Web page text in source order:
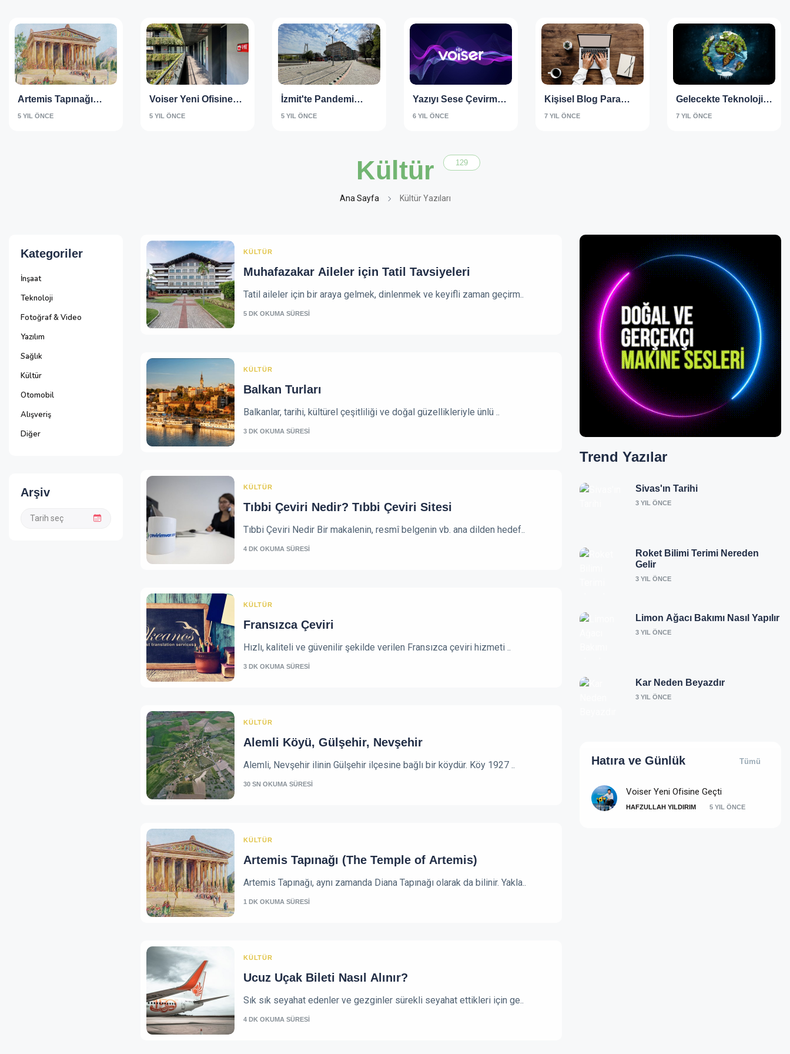
Artemis Tapınağı
(The Temple of
Artemis)
5 YIL ÖNCE
Voiser Yeni Ofisine
Geçti
5 YIL ÖNCE
İzmit'te Pandemi
(Tam Kapanma)
5 YIL ÖNCE
Yazıyı Sese Çevirme
Türkçe Seslendirme
Programı
6 YIL ÖNCE
Kişisel Blog Para
Kazandırır Mı
7 YIL ÖNCE
Gelecekte Teknoloji
Nasıl Olacak -
Kompozisyon
7 YIL ÖNCE
Kültür 129
Ana Sayfa Kültür Yazıları
Kategoriler
İnşaat
Teknoloji
Fotoğraf & Video
Yazılım
Sağlık
Kültür
Otomobil
Alışveriş
Diğer
Arşiv
KÜLTÜR
Muhafazakar Aileler için Tatil Tavsiyeleri
Tatil aileler için bir araya gelmek, dinlenmek ve keyifli zaman geçirm..
5 DK OKUMA SÜRESİ
KÜLTÜR
Balkan Turları
Balkanlar, tarihi, kültürel çeşitliliği ve doğal güzellikleriyle ünlü ..
3 DK OKUMA SÜRESİ
KÜLTÜR
Tıbbi Çeviri Nedir? Tıbbi Çeviri Sitesi
Tıbbi Çeviri Nedir Bir makalenin, resmî belgenin vb. ana dilden hedef..
4 DK OKUMA SÜRESİ
KÜLTÜR
Fransızca Çeviri
Hızlı, kaliteli ve güvenilir şekilde verilen Fransızca çeviri hizmeti ..
3 DK OKUMA SÜRESİ
KÜLTÜR
Alemli Köyü, Gülşehir, Nevşehir
Alemli, Nevşehir ilinin Gülşehir ilçesine bağlı bir köydür. Köy 1927 ..
30 SN OKUMA SÜRESİ
KÜLTÜR
Artemis Tapınağı (The Temple of Artemis)
Artemis Tapınağı, aynı zamanda Diana Tapınağı olarak da bilinir. Yakla..
1 DK OKUMA SÜRESİ
KÜLTÜR
Ucuz Uçak Bileti Nasıl Alınır?
Sık sık seyahat edenler ve gezginler sürekli seyahat ettikleri için ge..
4 DK OKUMA SÜRESİ
Trend Yazılar
Sivas'ın Tarihi
3 YIL ÖNCE
Roket Bilimi Terimi Nereden
Gelir
3 YIL ÖNCE
Limon Ağacı Bakımı Nasıl Yapılır
3 YIL ÖNCE
Kar Neden Beyazdır
3 YIL ÖNCE
Hatıra ve Günlük Tümü
Voiser Yeni Ofisine Geçti
HAFZULLAH YILDIRIM 5 YIL ÖNCE